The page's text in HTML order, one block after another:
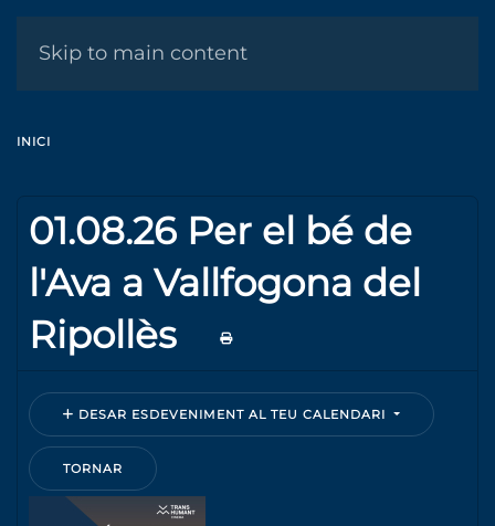
Skip to main content
INICI
01.08.26 Per el bé de
l'Ava a Vallfogona del
Ripollès
DESAR ESDEVENIMENT AL TEU CALENDARI
TORNAR